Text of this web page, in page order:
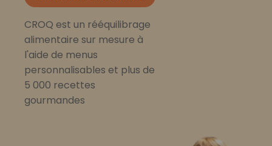
CROQ est un rééquilibrage
alimentaire sur mesure à
l'aide de menus
personnalisables et plus de
5 000 recettes
gourmandes